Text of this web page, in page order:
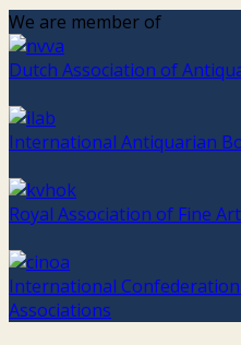
We are member of
Dutch Association of
International Antiquarian
Royal Association of Fine
International
Associations